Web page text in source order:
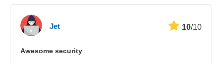
Jet 10/10
Awesome security